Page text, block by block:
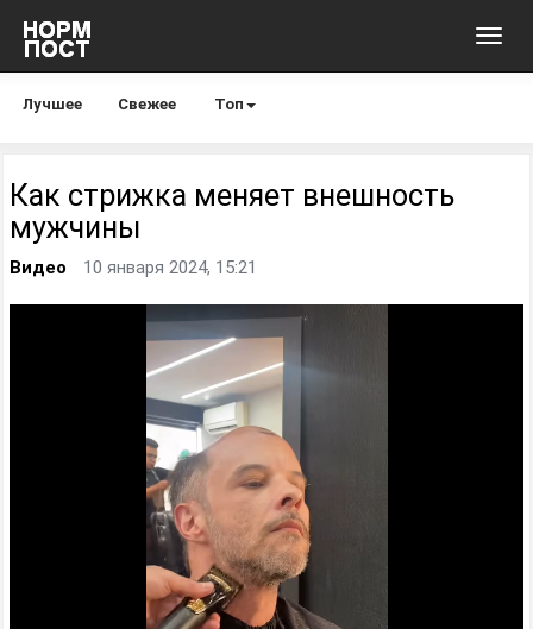
Лучшее Свежее Топ
Как стрижка меняет внешность
мужчины
Видео 10 января 2024, 15:21